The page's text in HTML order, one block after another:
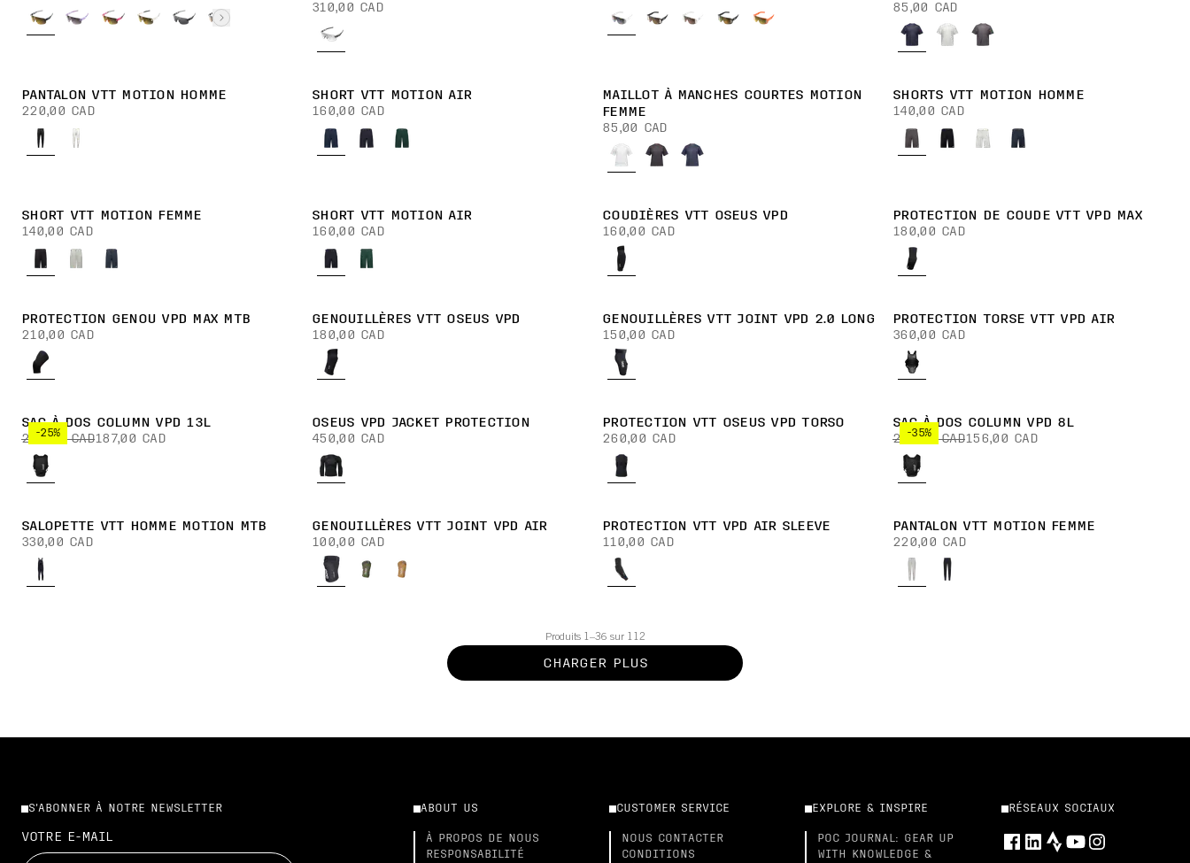
310,00 CAD
85,00 CAD
PANTALON VTT MOTION HOMME
220,00 CAD
SHORT VTT MOTION AIR
160,00 CAD
MAILLOT À MANCHES COURTES MOTION
FEMME
85,00 CAD
SHORTS VTT MOTION HOMME
140,00 CAD
SHORT VTT MOTION FEMME
140,00 CAD
SHORT VTT MOTION AIR
160,00 CAD
COUDIÈRES VTT OSEUS VPD
160,00 CAD
PROTECTION DE COUDE VTT VPD MAX
180,00 CAD
PROTECTION GENOU VPD MAX MTB
210,00 CAD
GENOUILLÈRES VTT OSEUS VPD
180,00 CAD
GENOUILLÈRES VTT JOINT VPD 2.0 LONG
150,00 CAD
PROTECTION TORSE VTT VPD AIR
360,00 CAD
-25%
SAC À DOS COLUMN VPD 13L
250,00 CAD187,00 CAD
OSEUS VPD JACKET PROTECTION
450,00 CAD
PROTECTION VTT OSEUS VPD TORSO
260,00 CAD
-35%
SAC À DOS COLUMN VPD 8L
240,00 CAD156,00 CAD
SALOPETTE VTT HOMME MOTION MTB
330,00 CAD
GENOUILLÈRES VTT JOINT VPD AIR
100,00 CAD
PROTECTION VTT VPD AIR SLEEVE
110,00 CAD
PANTALON VTT MOTION FEMME
220,00 CAD
Produits 1–36 sur 112
CHARGER PLUS
S'ABONNER À NOTRE NEWSLETTER
VOTRE E-MAIL
ABOUT US
À PROPOS DE NOUS
RESPONSABILITÉ
CUSTOMER SERVICE
NOUS CONTACTER
CONDITIONS
EXPLORE & INSPIRE
POC JOURNAL: GEAR UP
WITH KNOWLEDGE &
RÉSEAUX SOCIAUX